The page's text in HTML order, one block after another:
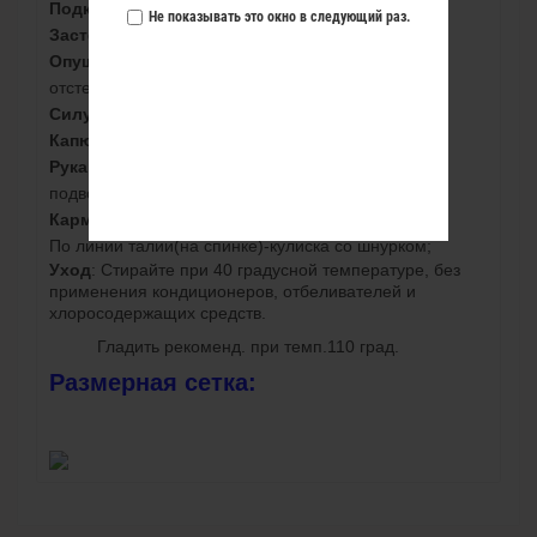
Не показывать это окно в следующий раз.
Подкладка:флис;
Застежка:
Опушка:
отстегивается);
Силуэт:
Капюшон:
Рукав:
подворот;
Карманы:
По линии талии(на спинке)-кулиска со шнурком;
Уход: Стирайте при 40 градусной температуре, без
применения кондиционеров, отбеливателей и
хлоросодержащих средств.
Гладить рекоменд. при темп.110 град.
Размерная сетка: